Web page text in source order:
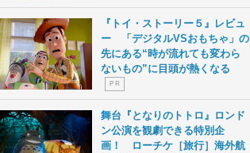
『トイ・ストーリー５』レビュ
ー 「デジタルVSおもちゃ」の
先にある“時が流れても変わら
ないもの”に目頭が熱くなる
P R
舞台『となりのトトロ』ロンド
ン公演を観劇できる特別企
画！ ローチケ［旅行］海外航